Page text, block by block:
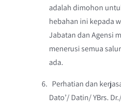
adalah dimohon
hebahan ini kepada
Jabatan dan Agensi
menerusi semua
ada.
Perhatian dan
Dato’/ Datin/ YBrs.